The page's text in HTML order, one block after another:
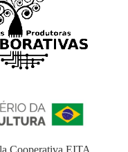
Cooperativa EITA